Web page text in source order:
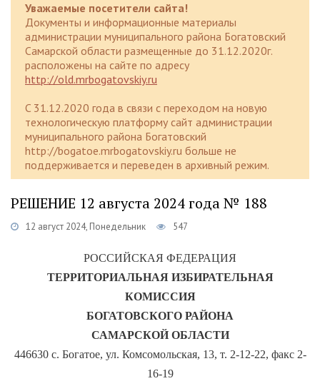
Уважаемые посетители сайта!
Документы и информационные материалы
администрации муниципального района Богатовский
Самарской области размещенные до 31.12.2020г.
расположены на сайте по адресу
http://old.mrbogatovskiy.ru
C 31.12.2020 года в связи с переходом на новую
технологическую платформу сайт администрации
муниципального района Богатовский
http://bogatoe.mrbogatovskiy.ru больше не
поддерживается и переведен в архивный режим.
РЕШЕНИЕ 12 августа 2024 года № 188
12 август 2024, Понедельник 547
РОССИЙСКАЯ ФЕДЕРАЦИЯ
ТЕРРИТОРИАЛЬНАЯ ИЗБИРАТЕЛЬНАЯ
КОМИССИЯ
БОГАТОВСКОГО РАЙОНА
САМАРСКОЙ ОБЛАСТИ
446630 с. Богатое, ул. Комсомольская, 13, т. 2-12-22, факс 2-
16-19